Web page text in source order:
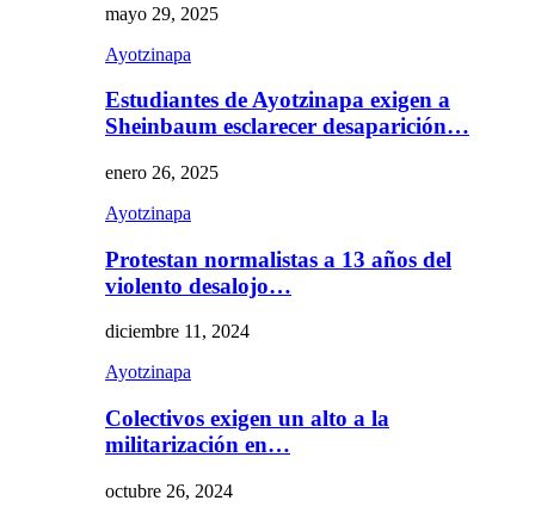
mayo 29, 2025
Ayotzinapa
Estudiantes de Ayotzinapa exigen a
Sheinbaum esclarecer desaparición…
enero 26, 2025
Ayotzinapa
Protestan normalistas a 13 años del
violento desalojo…
diciembre 11, 2024
Ayotzinapa
Colectivos exigen un alto a la
militarización en…
octubre 26, 2024